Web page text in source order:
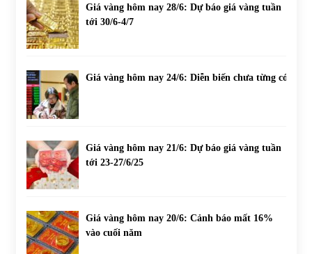
Giá vàng hôm nay 28/6: Dự báo giá vàng tuần
tới 30/6-4/7
Giá vàng hôm nay 24/6: Diễn biến chưa từng có
Giá vàng hôm nay 21/6: Dự báo giá vàng tuần
tới 23-27/6/25
Giá vàng hôm nay 20/6: Cảnh báo mất 16%
vào cuối năm